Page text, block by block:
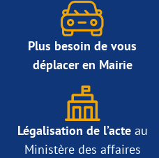
Plus besoin de vous
déplacer en Mairie
Légalisation de l’acteau
Ministère des affaires